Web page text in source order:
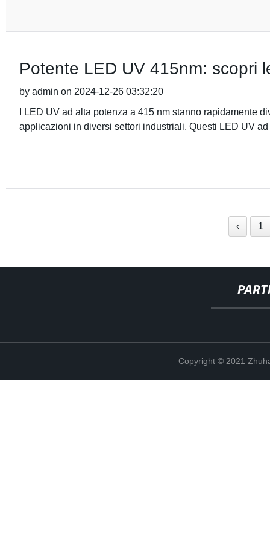
Potente LED UV 415nm: scopri
by admin on 2024-12-26 03:32:20
I LED UV ad alta potenza a 415 nm stanno rapidamente
applicazioni in diversi settori industriali. Questi LED UV
‹ 1
Copyright © 2021